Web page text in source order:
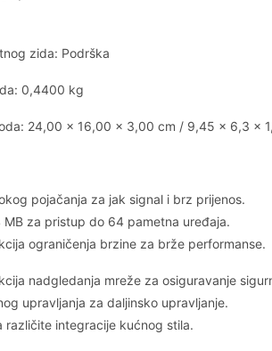
zida: Podrška
0,4400 kg
24,00 x 16,00 x 3,00 cm / 9,45 x 6,3 x
pojačanja za jak signal i brz prijenos.
za pristup do 64 pametna uređaja.
ograničenja brzine za brže performanse.
nadgledanja mreže za osiguravanje
upravljanja za daljinsko upravljanje.
različite integracije kućnog stila.